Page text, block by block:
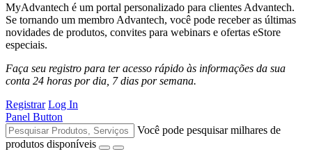
MyAdvantech é um portal personalizado para clientes Advantech.
Se tornando um membro Advantech, você pode receber as últimas
novidades de produtos, convites para webinars e ofertas eStore
especiais.
Faça seu registro para ter acesso rápido às informações da sua
conta 24 horas por dia, 7 dias por semana.
Registrar Log In
Panel Button
Você pode pesquisar milhares de
produtos disponíveis